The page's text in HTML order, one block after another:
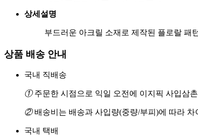
상세설명
부드러운 아크릴 소재로 제작된 플로랄 패
상품 배송 안내
국내 직배송
①주문한 시점으로 익일 오전에 이지픽 사입삼
②배송비는 배송과 사입량(중량/부피)에 따라
국내 택배